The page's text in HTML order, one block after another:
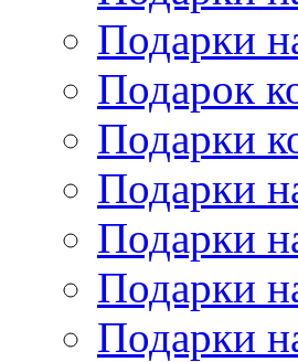
Подарки
Подарок
Подарки
Подарки
Подарки
Подарки
Подарки